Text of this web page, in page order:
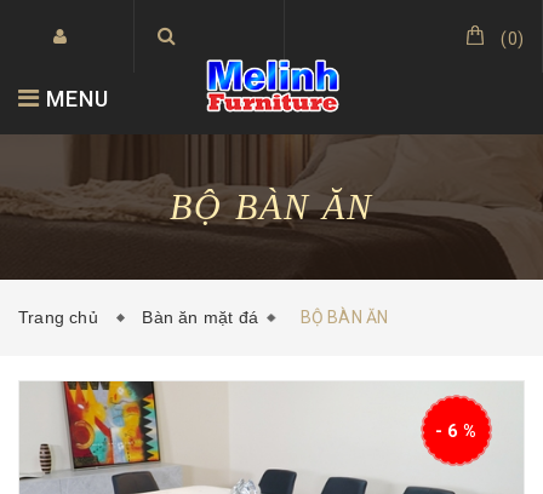
(0)
MENU
BỘ BÀN ĂN
Trang chủ Bàn ăn mặt đá BỘ BÀN ĂN
- 6 %